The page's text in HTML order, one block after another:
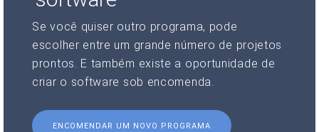
Se você quiser outro programa, pode
escolher entre um grande número de projetos
prontos. E também existe a oportunidade de
criar o software sob encomenda.
ENCOMENDAR UM NOVO PROGRAMA